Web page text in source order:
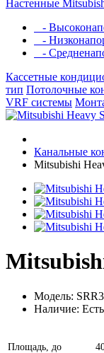
Настенные
-
-
-
Кассетные
тип Потолочные
VRF системы
Канальные
Mitsubishi
Модель:
Наличие:
Площадь, до